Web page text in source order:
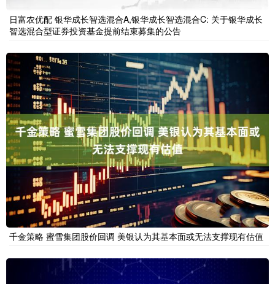
日富农优配 银华成长智选混合A,银华成长智选混合C: 关于银华成长
智选混合型证券投资基金提前结束募集的公告
千金策略 蜜雪集团股价回调 美银认为其基本面或无法支撑现有估值